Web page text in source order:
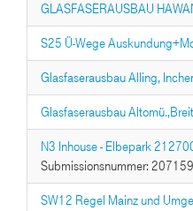
GLASFASERAUSBAU
S25 Ü-Wege
Glasfaserausbau Alling,
Glasfaserausbau
N3 Inhouse - Elbepark
Submissionsnummer:
SW12 Regel Mainz und